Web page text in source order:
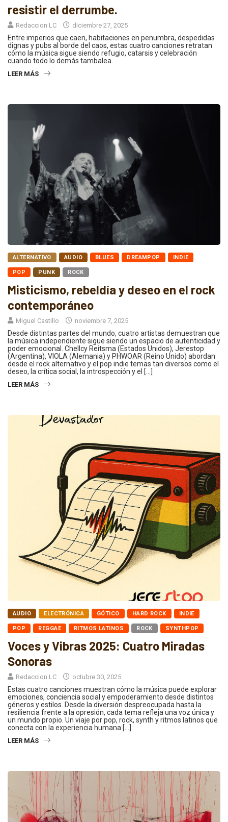
resistir el derrumbe.
Redaccion LC diciembre 27, 2025
Entre imperios que caen, habitaciones en penumbra, despedidas
dignas y pubs al borde del caos, estas cuatro canciones retratan
cómo la música sigue siendo refugio, catarsis y celebración
cuando todo lo demás tambalea.
LEER MÁS
ALTERNATIVO AUDIO BLUES DREAMPOP INDIE
POP PUNK ROCK
Misticismo, rebeldía y deseo en el rock
contemporáneo
Miguel Castillo noviembre 7, 2025
Desde distintas partes del mundo, cuatro artistas demuestran que
la música independiente sigue siendo un espacio de autenticidad y
poder emocional. Chellcy Reitsma (Estados Unidos), Jerestop
(Argentina), VIOLA (Alemania) y PHWOAR (Reino Unido) abordan
desde el rock alternativo y el pop indie temas tan diversos como el
deseo, la crítica social, la introspección y el […]
LEER MÁS
AUDIO ELECTRÓNICA GÓTICO HARD ROCK INDIE
POP REGGAE RITMOS LATINOS ROCK SYNTHPOP
Voces y Vibras 2025: Cuatro Miradas
Sonoras
Redaccion LC octubre 30, 2025
Estas cuatro canciones muestran cómo la música puede explorar
emociones, conciencia social y empoderamiento desde distintos
géneros y estilos. Desde la diversión despreocupada hasta la
resiliencia frente a la opresión, cada tema refleja una voz única y
un mundo propio. Un viaje por pop, rock, synth y ritmos latinos que
conecta con la experiencia humana […]
LEER MÁS